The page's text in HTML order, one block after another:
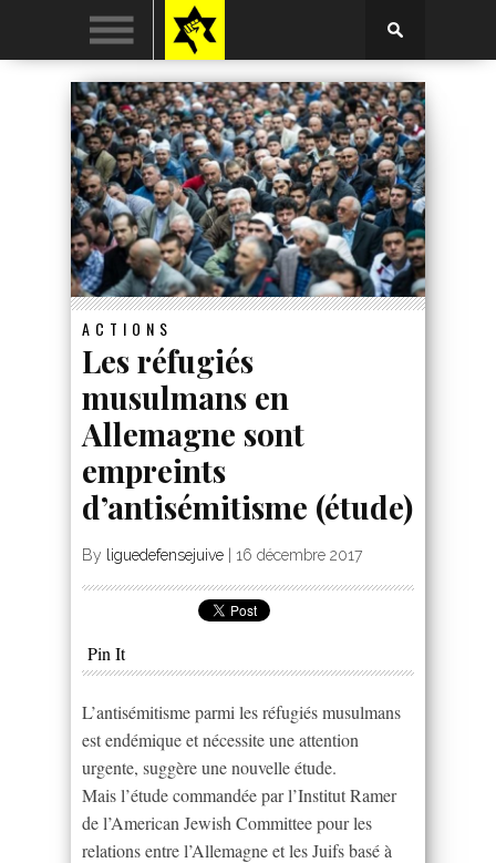
ACTIONS
Les réfugiés
musulmans en
Allemagne sont
empreints
d’antisémitisme (étude)
By liguedefensejuive 16 décembre 2017
Pin It
L’antisémitisme parmi les réfugiés musulmans
est endémique et nécessite une attention
urgente, suggère une nouvelle étude.
Mais l’étude commandée par l’Institut Ramer
de l’American Jewish Committee pour les
relations entre l’Allemagne et les Juifs basé à